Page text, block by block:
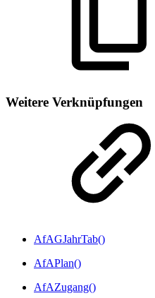
Weitere Verknüpfungen
AfAGJahrTab()
AfAPlan()
AfAZugang()